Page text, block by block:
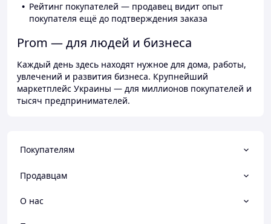
Рейтинг покупателей — продавец видит опыт
покупателя ещё до подтверждения заказа
Prom — для людей и бизнеса
Каждый день здесь находят нужное для дома, работы,
увлечений и развития бизнеса. Крупнейший
маркетплейс Украины — для миллионов покупателей и
тысяч предпринимателей.
Покупателям
Продавцам
О нас